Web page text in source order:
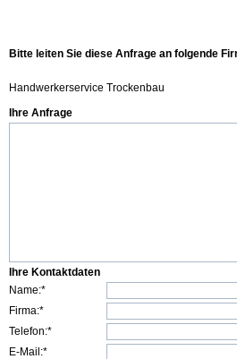
Bitte leiten Sie diese Anfrage an folgende
Handwerkerservice Trockenbau
Ihre Anfrage
Ihre Kontaktdaten
Name:*
Firma:*
Telefon:*
E-Mail:*